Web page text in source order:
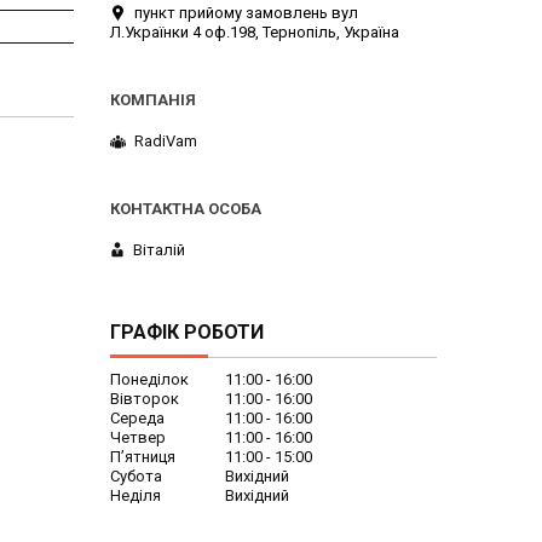
пункт прийому замовлень вул
Л.Українки 4 оф.198, Тернопіль, Україна
RadiVam
Віталій
ГРАФІК РОБОТИ
Понеділок 11:00
16:00
Вівторок
11:00
16:00
Середа
11:00
16:00
Четвер
11:00
16:00
Пʼятниця
11:00
15:00
Субота
Вихідний
Неділя
Вихідний